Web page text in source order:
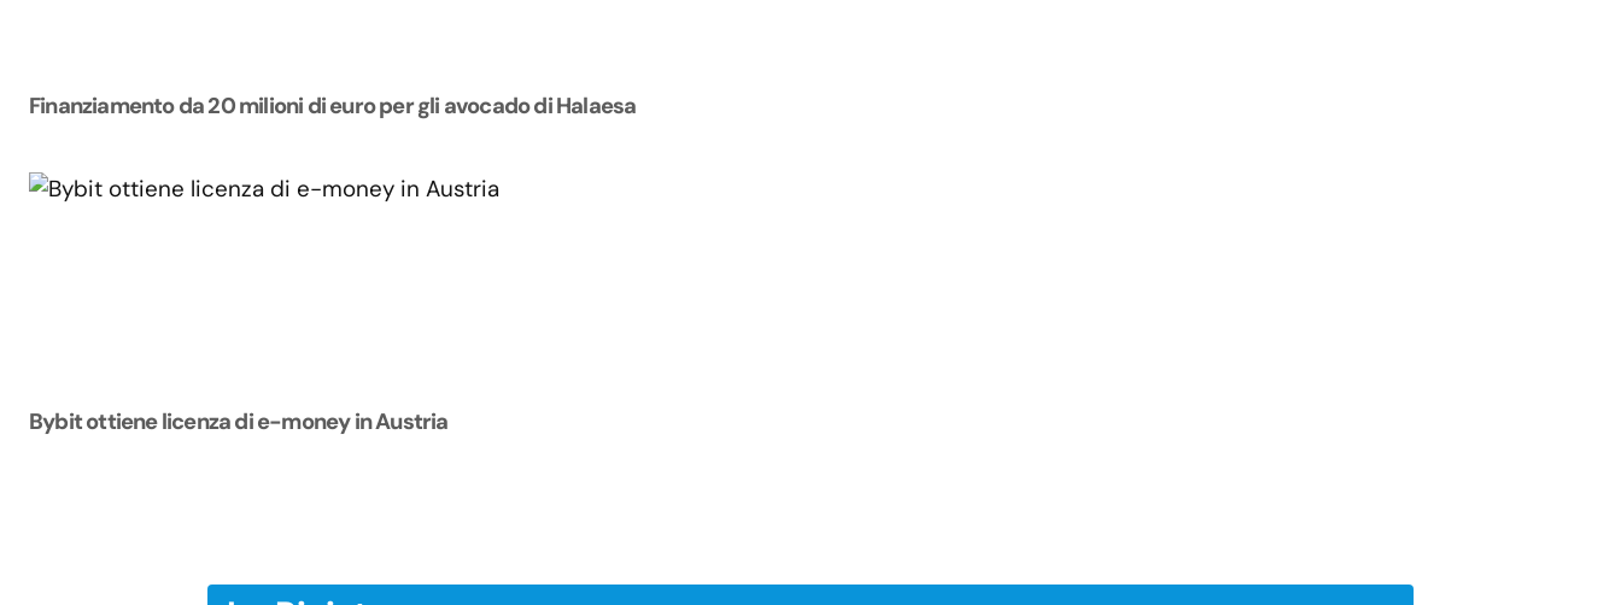
Finanziamento da 20 milioni di euro per gli avocado di Halaesa
Bybit ottiene licenza di e-money in Austria